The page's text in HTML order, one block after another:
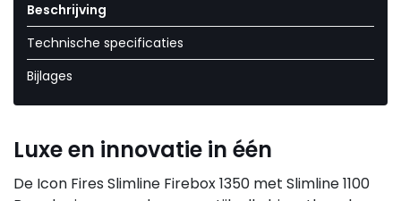
Beschrijving
Technische specificaties
Bijlages
Luxe en innovatie in één
De Icon Fires Slimline Firebox 1350 met Slimline 1100